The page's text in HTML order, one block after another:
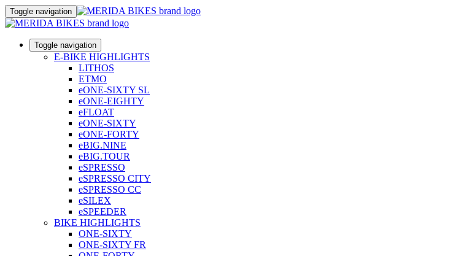
Toggle navigation
Toggle navigation
E-BIKE HIGHLIGHTS
LITHOS
ETMO
eONE-SIXTY SL
eONE-EIGHTY
eFLOAT
eONE-SIXTY
eONE-FORTY
eBIG.NINE
eBIG.TOUR
eSPRESSO
eSPRESSO CITY
eSPRESSO CC
eSILEX
eSPEEDER
BIKE HIGHLIGHTS
ONE-SIXTY
ONE-SIXTY FR